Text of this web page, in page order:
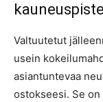
Valtuutetut
usein
asiantuntevaa
ostokseesi. Se